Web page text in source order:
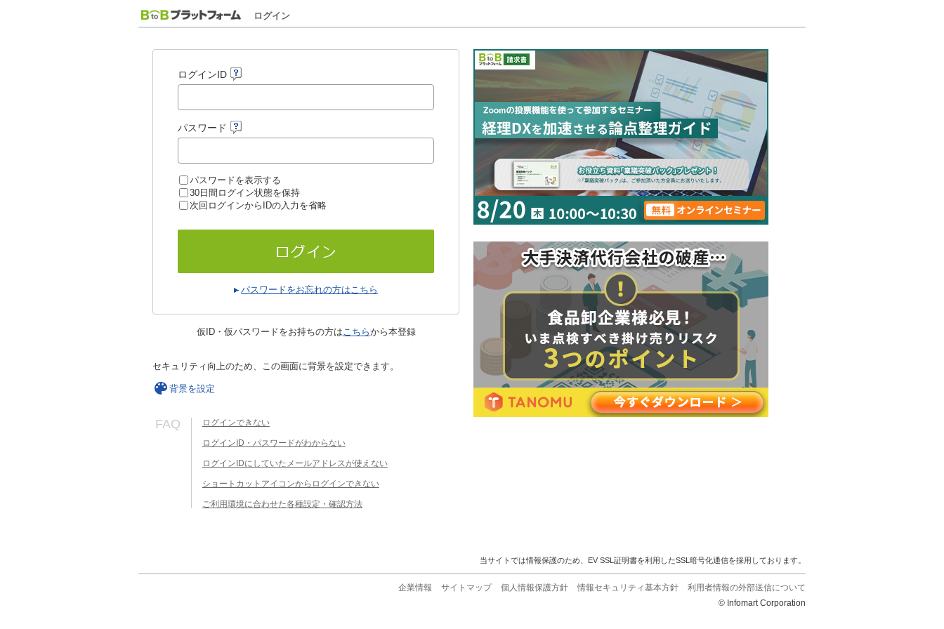
ログイン
ログインID
パスワード
パスワードを表示する
30日間ログイン状態を保持
次回ログインからIDの入力を省略
パスワードをお忘れの方はこちら
仮ID・仮パスワードをお持ちの方はこちらから本登録
セキュリティ向上のため、この画面に背景を設定できます。
背景を設定
FAQ ログインできない
ログインID・パスワードがわからない
ログインIDにしていたメールアドレスが使えない
ショートカットアイコンからログインできない
ご利用環境に合わせた各種設定・確認方法
当サイトでは情報保護のため、EV SSL証明書を利用したSSL暗号化通信を採用しております。
企業情報 サイトマップ 個人情報保護方針 情報セキュリティ基本方針
利用者情報の外部送信について
© Infomart Corporation